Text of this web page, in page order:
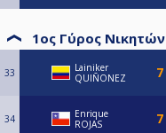
1ος Γύρος Νικητών
33
Lainiker
QUIÑONEZ
34
Enrique
ROJAS